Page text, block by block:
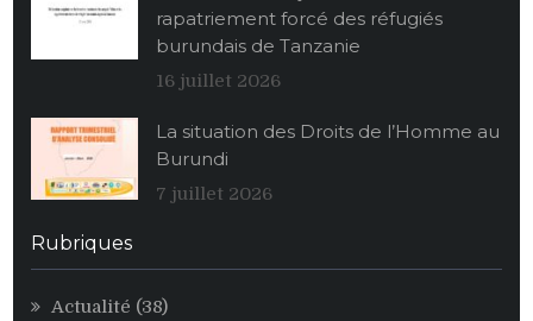
ses
stocks
alimentaires
maïs
profit
rapatriement forcé des réfugiés
burundais de Tanzanie
16 juillet 2026
La situation des Droits de l’Homme au
Burundi
7 juillet 2026
Rubriques
Actualité (38)